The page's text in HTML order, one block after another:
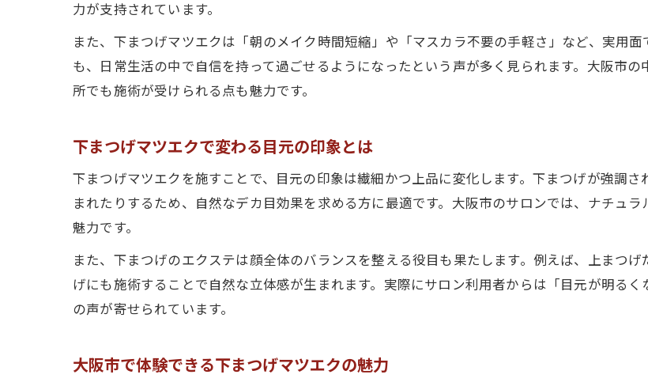
力が支持されています。
また、下まつげマツエクは「朝のメイク時間短縮」や「マスカラ不要の手軽さ」など、実用
も、日常生活の中で自信を持って過ごせるようになったという声が多く見られます。大阪市
所でも施術が受けられる点も魅力です。
下まつげマツエクで変わる目元の印象とは
下まつげマツエクを施すことで、目元の印象は繊細かつ上品に変化します。下まつげが強調
まれたりするため、自然なデカ目効果を求める方に最適です。大阪市のサロンでは、ナチュ
魅力です。
また、下まつげのエクステは顔全体のバランスを整える役目も果たします。例えば、上まつ
げにも施術することで自然な立体感が生まれます。実際にサロン利用者からは「目元が明る
の声が寄せられています。
大阪市で体験できる下まつげマツエクの魅力